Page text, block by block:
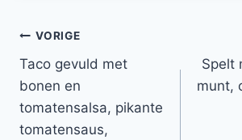
Bericht
navigatie
VORIGE
Taco gevuld met
bonen en
tomatensalsa, pikante
tomatensaus,
Spelt
munt,